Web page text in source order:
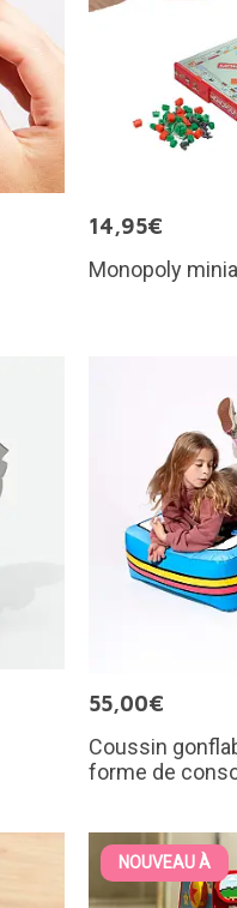
14,95€
Monopoly
55,00€
Coussin
forme de
NOUVEAU À